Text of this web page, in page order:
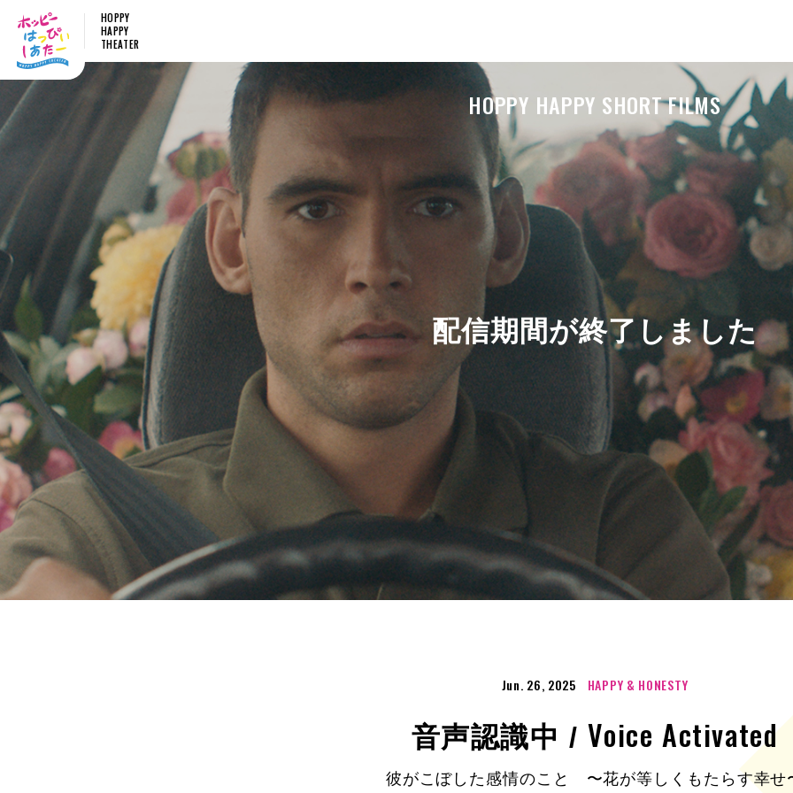
HOPPY
HAPPY
THEATER
HOPPY HAPPY SHORT FILMS
配信期間が終了しました
Jun. 26, 2025 HAPPY & HONESTY
音声認識中 / Voice Activated
彼がこぼした感情のこと 〜花が等しくもたらす幸せ